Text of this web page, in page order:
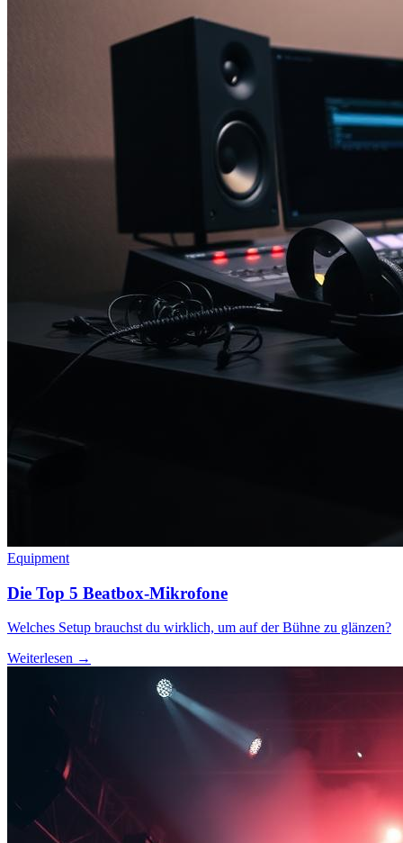
Equipment
Die Top 5 Beatbox-Mikrofone
Welches Setup brauchst du wirklich, um auf der Bühne zu glänzen?
Weiterlesen →